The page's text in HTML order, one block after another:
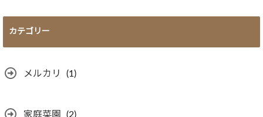
カテゴリー
メルカリ (1)
家庭菜園 (2)